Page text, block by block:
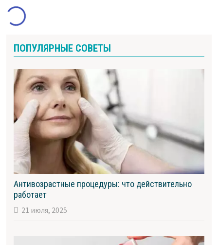
ПОПУЛЯРНЫЕ СОВЕТЫ
Антивозрастные процедуры: что действительно
работает
21 июля, 2025